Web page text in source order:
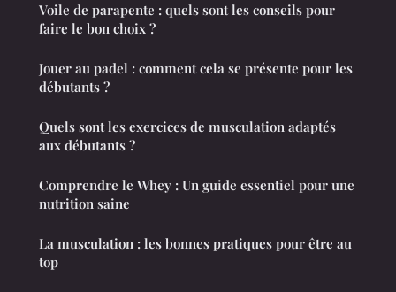
Voile de parapente : quels sont les conseils pour
faire le bon choix ?
Jouer au padel : comment cela se présente pour les
débutants ?
Quels sont les exercices de musculation adaptés
aux débutants ?
Comprendre le Whey : Un guide essentiel pour une
nutrition saine
La musculation : les bonnes pratiques pour être au
top